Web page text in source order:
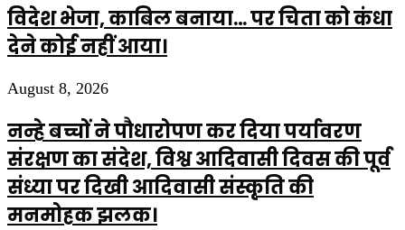
विदेश भेजा, काबिल बनाया… पर चिता को कंधा
देने कोई नहीं आया।
August 8, 2026
नन्हे बच्चों ने पौधारोपण कर दिया पर्यावरण
संरक्षण का संदेश, विश्व आदिवासी दिवस की पूर्व
संध्या पर दिखी आदिवासी संस्कृति की
मनमोहक झलक।